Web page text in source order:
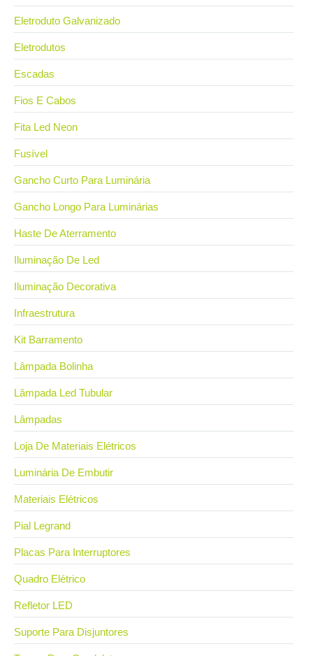
Eletroduto Galvanizado
Eletrodutos
Escadas
Fios E Cabos
Fita Led Neon
Fusível
Gancho Curto Para Luminária
Gancho Longo Para Luminárias
Haste De Aterramento
Iluminação De Led
Iluminação Decorativa
Infraestrutura
Kit Barramento
Lâmpada Bolinha
Lâmpada Led Tubular
Lâmpadas
Loja De Materiais Elétricos
Luminária De Embutir
Materiais Elétricos
Pial Legrand
Placas Para Interruptores
Quadro Elétrico
Refletor LED
Suporte Para Disjuntores